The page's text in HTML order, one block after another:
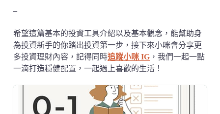
–
希望這篇基本的投資工具介紹以及基本觀念，能幫助身
為投資新手的你踏出投資第一步，接下來小咪會分享更
多投資理財內容，記得同時追蹤小咪 IG，我們一起一點
一滴打造穩健配置，一起過上喜歡的生活！